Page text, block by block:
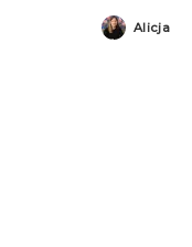
Posted
by
Alicja